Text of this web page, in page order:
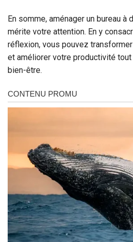
En somme, aménager un bureau
mérite votre attention. En y
réflexion, vous pouvez
et améliorer votre productivité
bien-être.